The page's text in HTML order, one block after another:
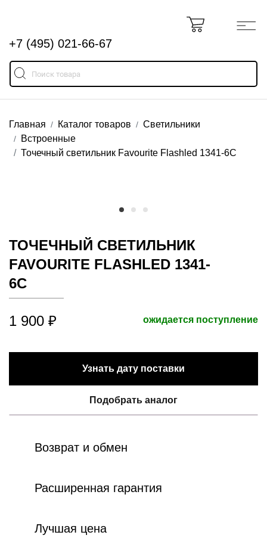
+7 (495) 021-66-67
Главная Каталог товаров
Светильники
Встроенные
Точечный светильник Favourite Flashled 1341-6C
ТОЧЕЧНЫЙ СВЕТИЛЬНИК
FAVOURITE FLASHLED 1341-
6C
1 900 ₽ ожидается поступление
Узнать дату поставки
Подобрать аналог
Возврат и обмен
Расширенная гарантия
Лучшая цена